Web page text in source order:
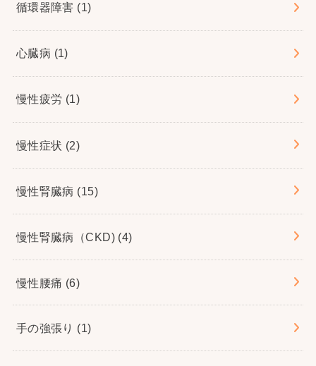
循環器障害 (1)
心臓病 (1)
慢性疲労 (1)
慢性症状 (2)
慢性腎臓病 (15)
慢性腎臓病（CKD) (4)
慢性腰痛 (6)
手の強張り (1)